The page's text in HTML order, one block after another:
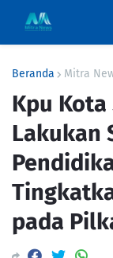
Beranda Mitra
Kpu
Lakukan
pada